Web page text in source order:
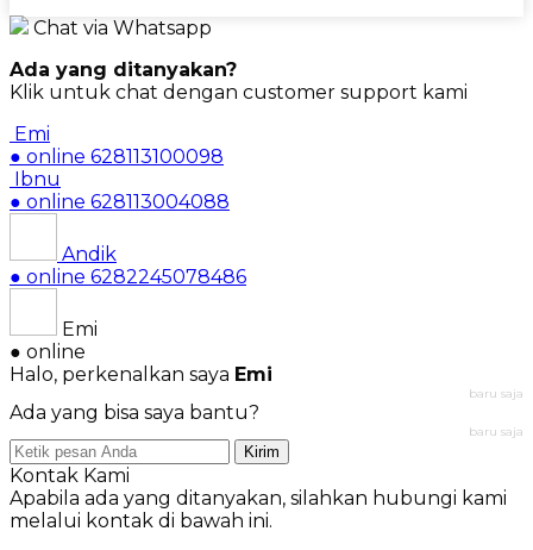
Chat via Whatsapp
Ada yang ditanyakan?
Klik untuk chat dengan customer support kami
Emi
● online 628113100098
Ibnu
● online 628113004088
Andik
● online 6282245078486
Emi
● online
Halo, perkenalkan saya Emi
baru saja
Ada yang bisa saya bantu?
baru saja
Kirim
Kontak Kami
Apabila ada yang ditanyakan, silahkan hubungi kami
melalui kontak di bawah ini.